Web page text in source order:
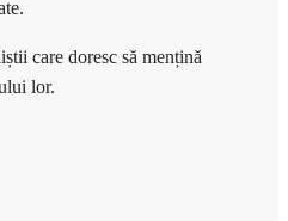
care doresc să mențină
lor.